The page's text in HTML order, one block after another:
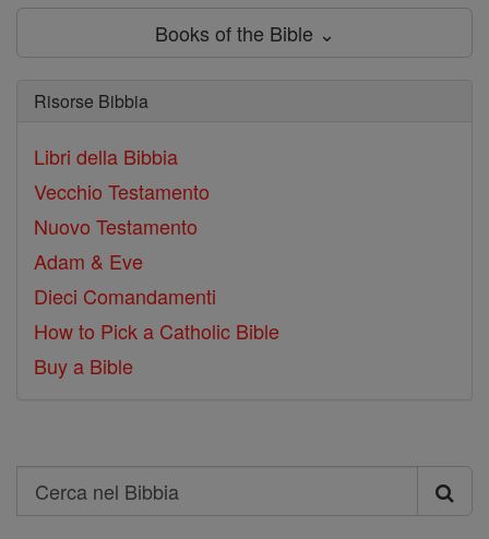
Books of the Bible ⌄
Risorse Bibbia
Libri della Bibbia
Vecchio Testamento
Nuovo Testamento
Adam & Eve
Dieci Comandamenti
How to Pick a Catholic Bible
Buy a Bible
Search
Cerca